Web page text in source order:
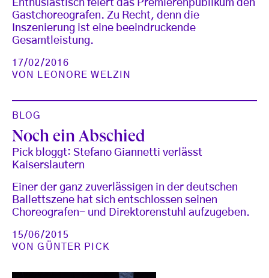
Enthusiastisch feiert das Premierenpublikum den
Gastchoreografen. Zu Recht, denn die
Inszenierung ist eine beeindruckende
Gesamtleistung.
17/02/2016
VON
LEONORE WELZIN
BLOG
Noch ein Abschied
Pick bloggt: Stefano Giannetti verlässt
Kaiserslautern
Einer der ganz zuverlässigen in der deutschen
Ballettszene hat sich entschlossen seinen
Choreografen- und Direktorenstuhl aufzugeben.
15/06/2015
VONGÜNTER PICK